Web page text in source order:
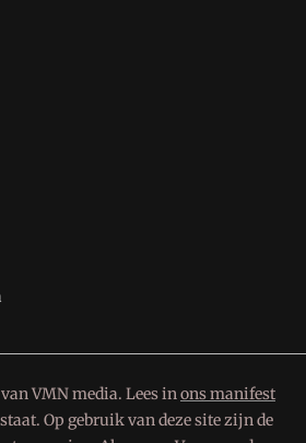
VMN media. Lees inons manifest
Op gebruik van deze site zijn de